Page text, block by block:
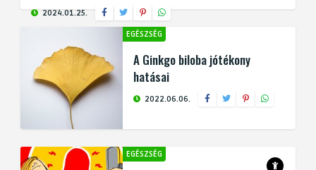
2024.01.25.
EGÉSZSÉG
A Ginkgo biloba jótékony
hatásai
2022.06.06.
EGÉSZSÉG